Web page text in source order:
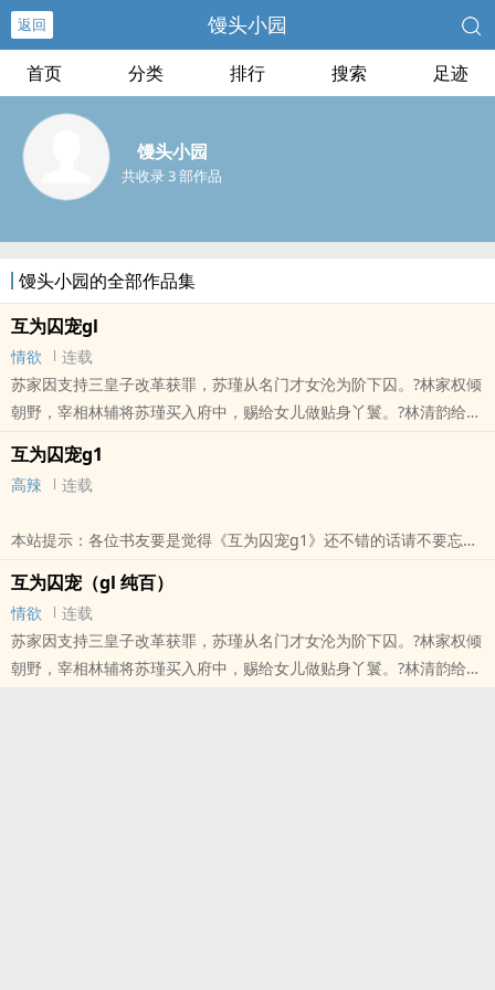
返回 馒头小园
首页 分类 排行 搜索 足迹
馒头小园
共收录 3 部作品
馒头小园的全部作品集
互为囚宠gl
情欲
连载
苏家因支持三皇子改革获罪，苏瑾从名门才女沦为阶下囚。?林家权倾
朝野，宰相林辅将苏瑾买入府中，赐给女儿做贴身丫鬟。?林清韵给苏
瑾立规矩——睡脚踏，寅时起，奉茶水温必须分毫不差。她看着苏瑾
被沸水烫伤也不吭声，心想：这人倒是能忍。?后来，三皇子兵变夺
位，林家倒台，苏家平反。昔日跪在脚踏上的丫鬟，成了新朝新贵；
都以为苏瑾会千百倍地报复回去。?
本站提示：各位书友要是觉得《互为囚宠gl》还不错的话请不要忘记
向您QQ群和微博里的朋友推荐哦！
互为囚宠g1
高辣 连载
本站提示：各位书友要是觉得《互为囚宠g1》还不错的话请不要忘记
向您QQ群和微博里的朋友推荐哦！
互为囚宠（gl 纯百）
情欲
连载
苏家因支持三皇子改革获罪，苏瑾从名门才女沦为阶下囚。?林家权倾
朝野，宰相林辅将苏瑾买入府中，赐给女儿做贴身丫鬟。?林清韵给苏